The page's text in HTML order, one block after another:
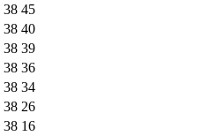
38 45
38 40
38 39
38 36
38 34
38 26
38 16